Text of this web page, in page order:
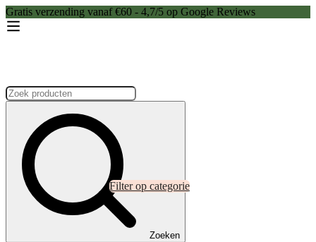
Gratis verzending vanaf €60 - 4,7/5 op Google Reviews
Zoeken:
Zoeken
Filter op categorie